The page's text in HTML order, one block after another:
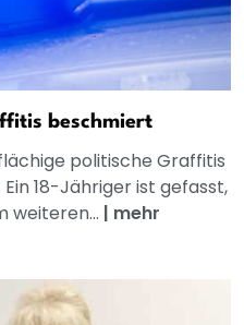
beschmiert
politische Graffitis
18-Jähriger ist gefasst,
weiteren... | mehr